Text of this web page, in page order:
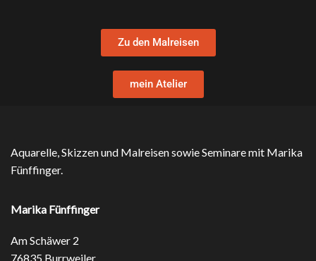
Zu den Malreisen
mein Atelier
Aquarelle, Skizzen und Malreisen sowie Seminare mit Marika
Fünffinger.
Marika Fünffinger
Am Schäwer 2
76835 Burrweiler